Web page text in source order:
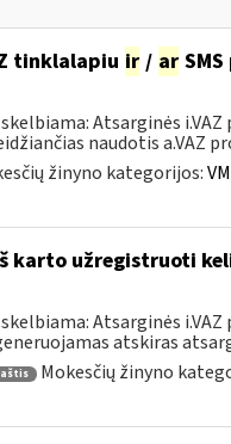
tinklalapiu ir/ arSMS
Atsarginės
naudotis a.VAZ
žinyno kategorijos:
karto užregistruoti
Atsarginės
atskiras
Mokesčių žinyno